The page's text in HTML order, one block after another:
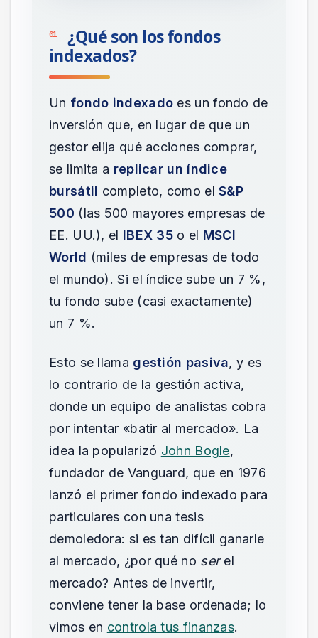
01
¿Qué son los fondos
indexados?
Un fondo indexado es un fondo de
inversión que, en lugar de que un
gestor elija qué acciones comprar,
se limita a replicar un índice
bursátil completo, como elS&P
500 (las 500 mayores empresas de
EE. UU.), el IBEX 35 o el MSCI
World (miles de empresas de todo
el mundo). Si el índice sube un 7 %,
tu fondo sube (casi exactamente)
un 7 %.
Esto se llama gestión pasiva, y es
lo contrario de la gestión activa,
donde un equipo de analistas cobra
por intentar «batir al mercado». La
idea la popularizó John Bogle,
fundador de Vanguard, que en 1976
lanzó el primer fondo indexado para
particulares con una tesis
demoledora: si es tan difícil ganarle
al mercado, ¿por qué no serel
mercado? Antes de invertir,
conviene tener la base ordenada; lo
vimos en controla tus finanzas.